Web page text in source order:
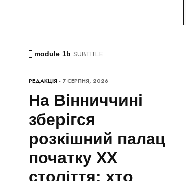
module 1b SUBTITLE
РЕДАКЦІЯ - 7 СЕРПНЯ, 2026
На Вінниччині
зберігся
розкішний палац
початку ХХ
століття: хто